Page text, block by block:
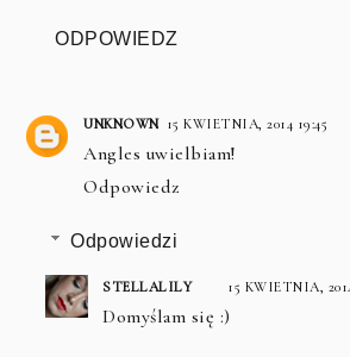
ODPOWIEDZ
UNKNOWN 15 KWIETNIA, 2014 19:45
Angles uwielbiam!
Odpowiedz
Odpowiedzi
STELLALILY 15 KWIETNIA,
Domyślam się :)